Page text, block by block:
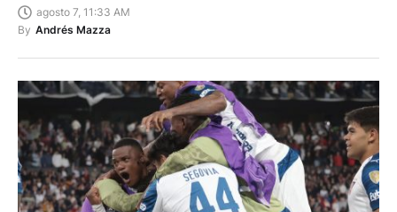
agosto 7, 11:33 AM
By Andrés Mazza